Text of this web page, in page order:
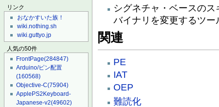
リンク
おなかすいた族！
wiki.nothing.sh
wiki.guttyo.jp
人気の50件
FrontPage(284847)
Arduino/ピン配置
(160568)
Objective-C(75904)
ApplePS2Keyboard-
Japanese-v2(49602)
シグネチャ・ベースの
バイナリを変更するツー
関連
PE
IAT
OEP
難読化